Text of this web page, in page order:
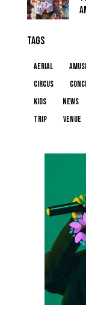
TAGS
aerial
circus
kids
news
trip
venue